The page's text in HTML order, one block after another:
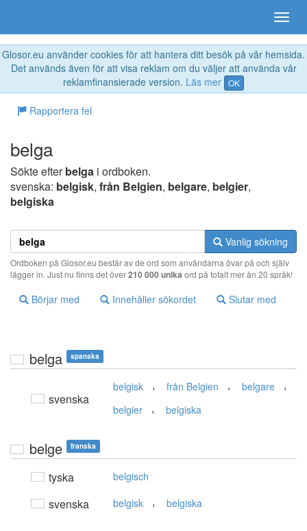
Glosor.eu använder cookies för att hantera ditt besök på vår hemsida.
Det används även för att visa reklam om du väljer att använda vår
reklamfinansierade version. Läs mer OK
Rapportera fel
belga
Sökte efterbelga i ordboken.
svenska: belgisk, från Belgien, belgare, belgier,
belgiska
Vanlig sökning
Ordboken på Glosor.eu består av de ord som användarna övar på och själv
lägger in. Just nu finns det över210 000 unika ord på totalt mer än 20 språk!
Börjar med Innehåller sökordet Slutar med
belga spanska
svenska
belgisk , från Belgien , belgare ,
belgier , belgiska
belge franska
tyska belgisch
svenska belgisk , belgiska